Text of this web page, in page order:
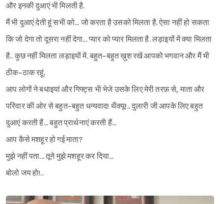
और इनकी दुआएं भी मिलती है.
मैं भी दुआएं देती हूं सभी को... जो करता है उसको मिलता है. ऐसा नहीं हो सकता
कि जो देगा तो दूसरा नहीं देगा... प्यार को प्यार मिलता है. लड़ाइयों में क्या मिलता
है.. कुछ नहीं मिलता लड़ाइयों में. बहुत-बहुत ख़ुश रखें आपको भगवान और मैं भी
ठीक-ठाक रहूं.
आप लोगों ने बधाइयां और गिफ्ट्स भी भेजे उसके लिए मेरी तरफ़ से, माता और
परिवार की ओर से बहुत-बहुत धन्यवाद! थैंक्यू!.. दुलारी जी आपके लिए बहुत
दुआएं करती हैं... बहुत प्रार्थनाएं करती हैं...
आप कैसे मशहूर हो गई माता?
मुझे नहीं पता... तूने मुझे मशहूर कर दिया...
बोलो जय हो!..